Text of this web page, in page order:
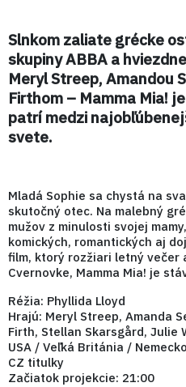
Slnkom zaliate grécke
skupiny ABBA a
Meryl Streep, Amandou
Firthom – Mamma Mia!
patrí medzi
svete.
Mladá Sophie sa chystá na
skutočný otec. Na malebný
mužov z minulosti svojej
komických, romantických aj
film, ktorý rozžiari letný večer
Cvernovke, Mamma Mia! je
Réžia: Phyllida Lloyd
Hrajú: Meryl Streep, Amanda
Firth, Stellan Skarsgård, Julie
USA / Veľká Británia /
CZ titulky
Začiatok projekcie: 21:00